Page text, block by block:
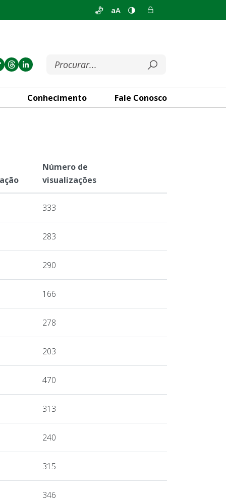
aA
Conhecimento Fale Conosco
Número de
visualizações
333
283
290
166
278
203
470
313
240
315
346